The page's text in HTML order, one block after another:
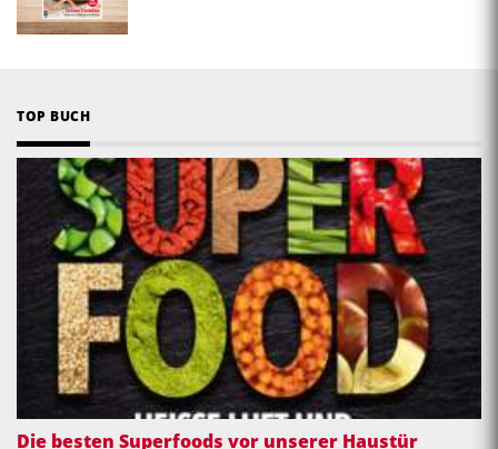
TOP BUCH
Die besten Superfoods vor unserer Haustür